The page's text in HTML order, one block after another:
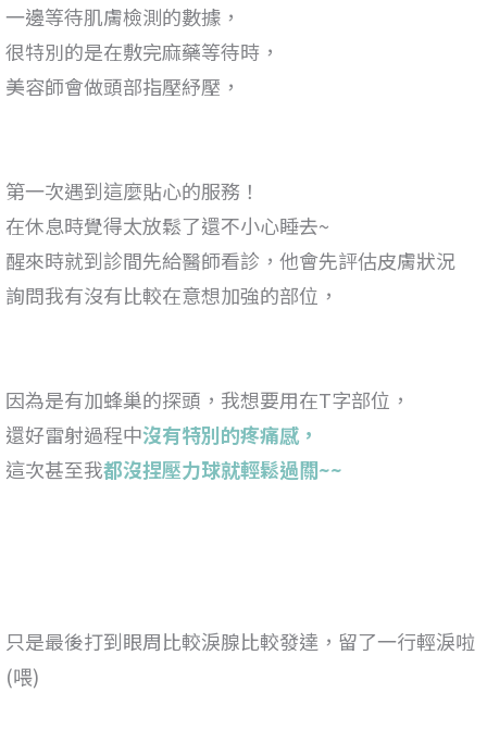
一邊等待肌膚檢測的數據，
很特別的是在敷完麻藥等待時，
美容師會做頭部指壓紓壓，
第一次遇到這麼貼心的服務！
在休息時覺得太放鬆了還不小心睡去~
醒來時就到診間先給醫師看診，他會先評估皮膚狀況
詢問我有沒有比較在意想加強的部位，
因為是有加蜂巢的探頭，我想要用在T字部位，
還好雷射過程中沒有特別的疼痛感，
這次甚至我都沒捏壓力球就輕鬆過關~~
只是最後打到眼周比較淚腺比較發達，留了一行輕淚啦
(喂)